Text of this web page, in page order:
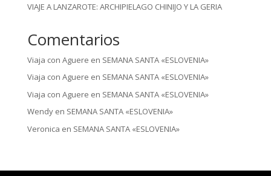
VIAJE A LANZAROTE: ARCHIPIELAGO CHINIJO Y LA GERIA
Comentarios
Viaja con Aguere en SEMANA SANTA «ESLOVENIA»
Viaja con Aguere en SEMANA SANTA «ESLOVENIA»
Viaja con Aguere en SEMANA SANTA «ESLOVENIA»
Wendyen SEMANA SANTA «ESLOVENIA»
Veronica en SEMANA SANTA «ESLOVENIA»